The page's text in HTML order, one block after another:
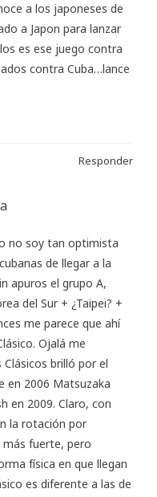
a los japoneses de
a Japon para lanzar
es ese juego contra
contra Cuba…lance
Responder
no soy tan optimista
de llegar a la
apuros el grupo A,
del Sur + ¿Taipei? +
me parece que ahí
Ojalá me
brilló por el
en 2006 Matsuzaka
en 2009. Claro, con
la rotación por
más fuerte, pero
física en que llegan
es diferente a las de